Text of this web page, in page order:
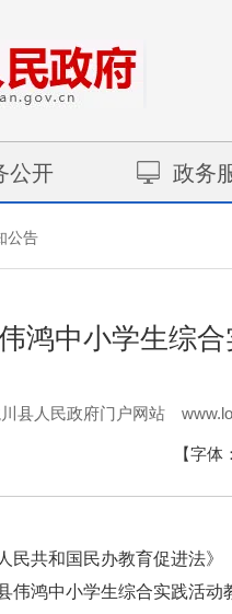
公开 政务
公告
鸿中小学生综
县人民政府门户网站
【字体
共和国民办教育促进法》
伟鸿中小学生综合实践活